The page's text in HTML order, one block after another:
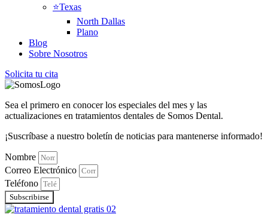
⭐Texas
North Dallas
Plano
Blog
Sobre Nosotros
Solicita tu cita
Sea el primero en conocer los especiales del mes y las
actualizaciones en tratamientos dentales de Somos Dental.
¡Suscríbase a nuestro boletín de noticias para mantenerse informado!
Nombre
Correo Electrónico
Teléfono
Subscribirse